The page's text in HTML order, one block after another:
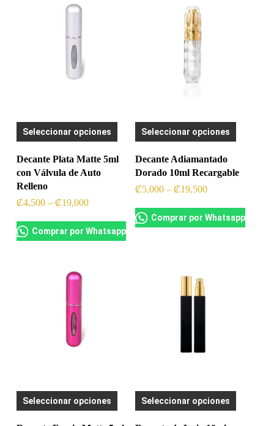
Seleccionar opciones
This
product
has
multiple
variants.
options
Decante Plata Matte 5ml
con Válvula de Auto
Relleno
₡4,500 – ₡19,000Rango
precios:
₡4,500
a
Comprar por Whatsapp
Seleccionar opciones
This
product
multiple
The
Decante Adiamantado
Dorado 10ml Recargable
₡5,000 – ₡19,500Rango
precios:
₡5,000
a
Comprar por Whatsapp
Seleccionar opciones
This
product
Seleccionar opciones
This
product